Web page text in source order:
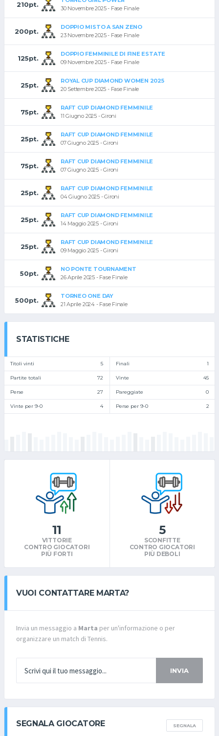
210pt.
30 Novembre 2025 - Fase Finale
200pt.
DOPPIO MISTO A SAN ZENO
23 Novembre 2025 - Fase Finale
125pt.
DOPPIO FEMMINILE DI FINE ESTATE
09 Novembre 2025 - Fase Finale
25pt.
ROYAL CUP DIAMOND WOMEN 2025
20 Settembre 2025 - Fase Finale
75pt.
RAFT CUP DIAMOND FEMMINILE
11 Giugno 2025 - Gironi
25pt.
RAFT CUP DIAMOND FEMMINILE
07 Giugno 2025 - Gironi
75pt.
RAFT CUP DIAMOND FEMMINILE
07 Giugno 2025 - Gironi
25pt.
RAFT CUP DIAMOND FEMMINILE
04 Giugno 2025 - Gironi
25pt.
RAFT CUP DIAMOND FEMMINILE
14 Maggio 2025 - Gironi
25pt.
RAFT CUP DIAMOND FEMMINILE
09 Maggio 2025 - Gironi
50pt.
NO PONTE TOURNAMENT
26 Aprile 2025 - Fase Finale
500pt.
TORNEO ONE DAY
21 Aprile 2024 - Fase Finale
STATISTICHE
Titoli vinti 5 Finali 1
Partite totali 72 Vinte 45
Perse 27 Pareggiate 0
Vinte per 9-0 4 Perse per 9-0 2
11
VITTORIE
CONTRO GIOCATORI
PIÙ FORTI
5
SCONFITTE
CONTRO GIOCATORI
PIÙ DEBOLI
VUOI CONTATTARE MARTA?
Invia un messaggio a Marta per un'informazione o per
organizzare un match di Tennis.
INVIA
SEGNALA GIOCATORE SEGNALA